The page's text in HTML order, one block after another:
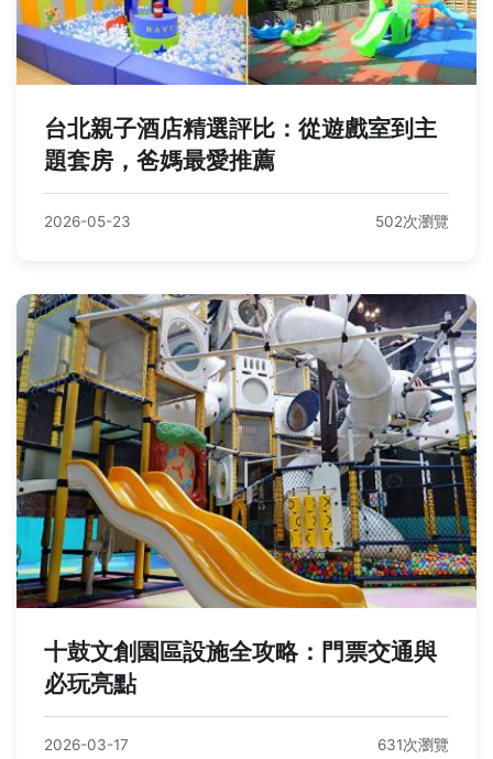
台北親子酒店精選評比：從遊戲室到主
題套房，爸媽最愛推薦
2026-05-23 502次瀏覽
十鼓文創園區設施全攻略：門票交通與
必玩亮點
2026-03-17 631次瀏覽